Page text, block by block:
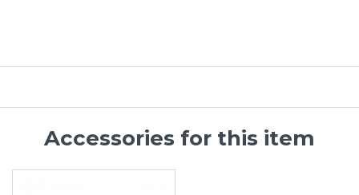
Accessories for this item